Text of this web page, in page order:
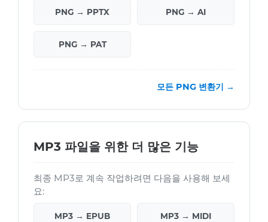
PNG → PPTX PNG → AI
PNG → PAT
모든 PNG 변환기 →
MP3 파일을 위한 더 많은 기능
최종 MP3로 계속 작업하려면 다음을 사용해 보세
요:
MP3 → EPUB MP3 → MIDI